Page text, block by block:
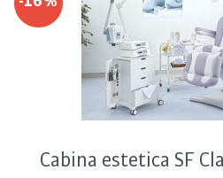
Cabina estetica SF